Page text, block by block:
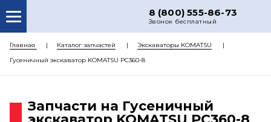
8 (800) 555-86-73
Звонок бесплатный
О НАС
КАТАЛОГ ЗАПЧАСТЕЙ
ДОСТАВКА
Главная Каталог запчастей
Экскаваторы KOMATSU
Гусеничный экскаватор KOMATSU PC360-8
Запчасти на Гусеничный